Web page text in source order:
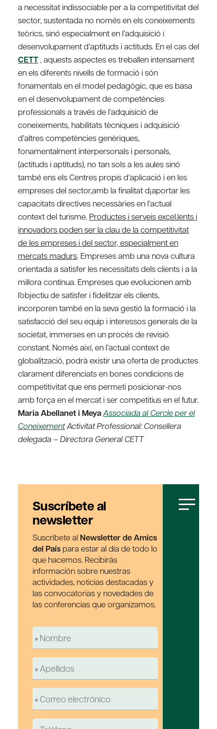
a necessitat indissociable per a la competitivitat del
sector, sustentada no només en els coneixements
teòrics, sinó especialment en l’adquisició i
desenvolupament d’aptituds i actituds. En el cas del
CETT, aquests aspectes es treballen intensament
en els diferents nivells de formació i són
fonamentals en el model pedagògic, que es basa
en el desenvolupament de competències
professionals a través de l’adquisició de
coneixements, habilitats tècniques i adquisició
d’altres competències genèriques,
fonamentalment interpersonals i personals,
(actituds i aptituds), no tan sols a les aules sinó
també ens els Centres propis d’aplicació i en les
empreses del sector,amb la finalitat d¡aportar les
capacitats directives necessàries en l’actual
context del turisme. Productes i serveis excel.lents i
innovadors poden ser la clau de la competitivitat
de les empreses i del sector, especialment en
mercats madurs. Empreses amb una nova cultura
orientada a satisfer les necessitats dels clients i a la
millora contínua. Empreses que evolucionen amb
l’objectiu de satisfer i fidelitzar els clients,
incorporen també en la seva gestió la formació i la
satisfacció del seu equip i interessos generals de la
societat, immerses en un procés de revisió
constant. Només així, en l’actual context de
globalització, podrà existir una oferta de productes
clarament diferenciats en bones condicions de
competitivitat que ens permeti posicionar-nos
amb força en el mercat i ser competitius en el futur.
Maria Abellanet i MeyaAssociada al Cercle per el
ConeixementActivitat Professional: Consellera
delegada – Directora General CETT
Suscríbete al
newsletter
Suscríbete al Newsletter de Amics
del País para estar al día de todo lo
que hacemos. Recibirás
información sobre nuestras
actividades, noticias destacadas y
las convocatorias y novedades de
las conferencias que organizamos.